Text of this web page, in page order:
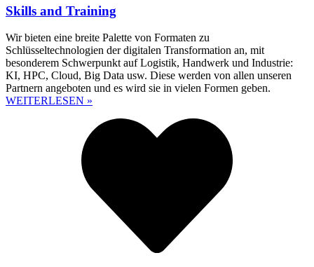
Skills and Training
Wir bieten eine breite Palette von Formaten zu
Schlüsseltechnologien der digitalen Transformation an, mit
besonderem Schwerpunkt auf Logistik, Handwerk und Industrie:
KI, HPC, Cloud, Big Data usw. Diese werden von allen unseren
Partnern angeboten und es wird sie in vielen Formen geben.
WEITERLESEN »